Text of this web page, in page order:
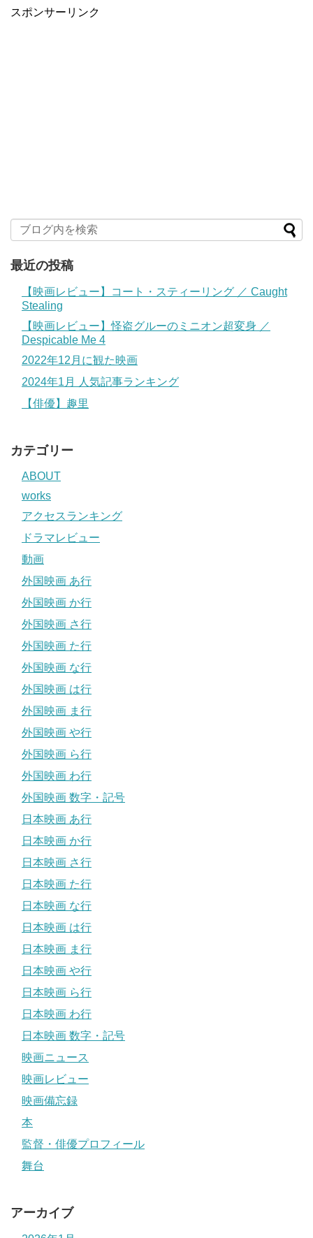
スポンサーリンク
最近の投稿
【映画レビュー】コート・スティーリング ／ Caught
Stealing
【映画レビュー】怪盗グルーのミニオン超変身 ／
Despicable Me 4
2022年12月に観た映画
2024年1月 人気記事ランキング
【俳優】趣里
カテゴリー
ABOUT
works
アクセスランキング
ドラマレビュー
動画
外国映画 あ行
外国映画 か行
外国映画 さ行
外国映画 た行
外国映画 な行
外国映画 は行
外国映画 ま行
外国映画 や行
外国映画 ら行
外国映画 わ行
外国映画 数字・記号
日本映画 あ行
日本映画 か行
日本映画 さ行
日本映画 た行
日本映画 な行
日本映画 は行
日本映画 ま行
日本映画 や行
日本映画 ら行
日本映画 わ行
日本映画 数字・記号
映画ニュース
映画レビュー
映画備忘録
本
監督・俳優プロフィール
舞台
アーカイブ